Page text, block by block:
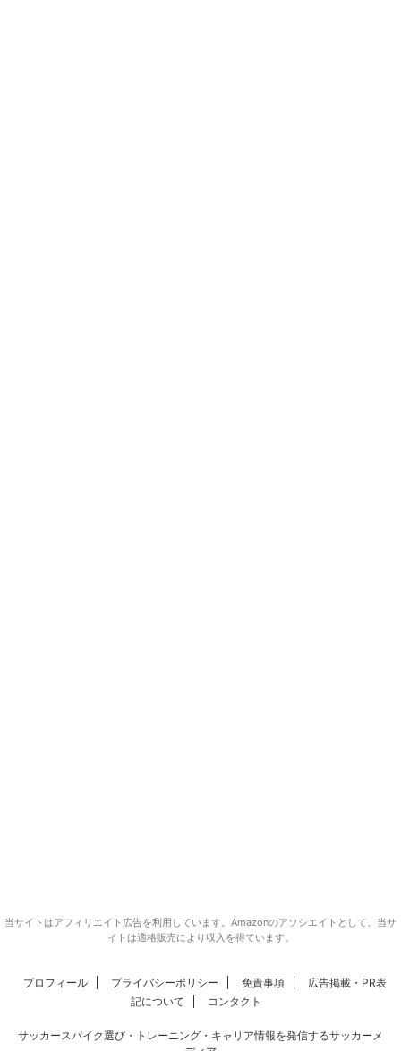
当サイトはアフィリエイト広告を利用しています。Amazonのアソシエイトとして、当サ
イトは適格販売により収入を得ています。
プロフィール プライバシーポリシー 免責事項
広告掲載・PR表
記について
コンタクト
サッカースパイク選び・トレーニング・キャリア情報を発信するサッカーメ